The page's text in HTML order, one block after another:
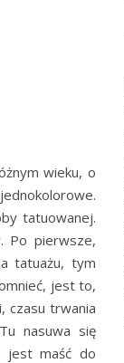
wieku, o
tatuowanej.
Po pierwsze,
tatuażu, tym
jest to,
czasu trwania
Tu nasuwa się
jest maść do